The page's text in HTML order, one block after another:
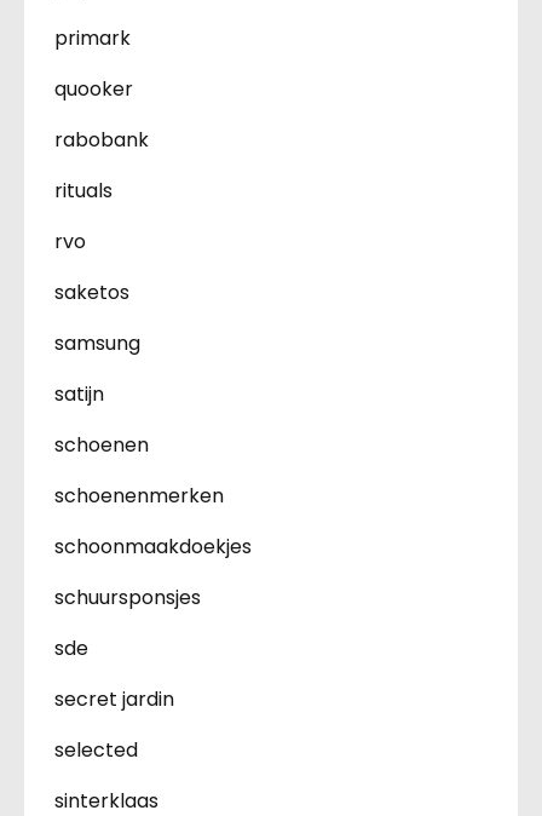
primark
quooker
rabobank
rituals
rvo
saketos
samsung
satijn
schoenen
schoenenmerken
schoonmaakdoekjes
schuursponsjes
sde
secret jardin
selected
sinterklaas